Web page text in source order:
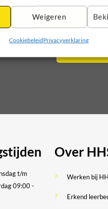
Weigeren
CookiebeleidPrivacyverklaring
nieuwe
Please leave
Please leave
t/m
09:00 -
Over
Werken bij
Erkend